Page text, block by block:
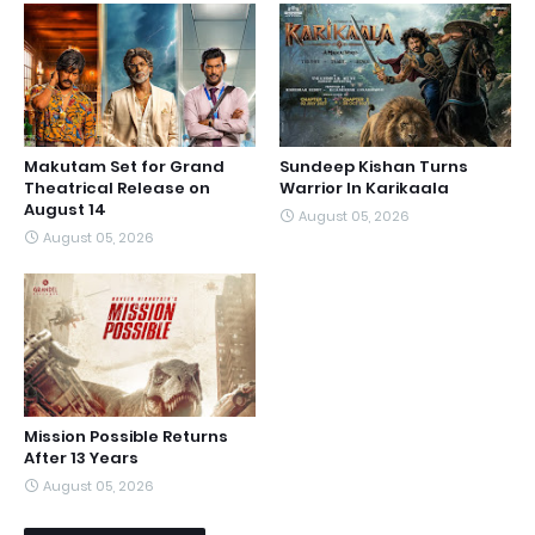
Makutam Set for Grand
Theatrical Release on
August 14
August 05, 2026
Sundeep Kishan Turns
Warrior In Karikaala
August 05, 2026
Mission Possible Returns
After 13 Years
August 05, 2026